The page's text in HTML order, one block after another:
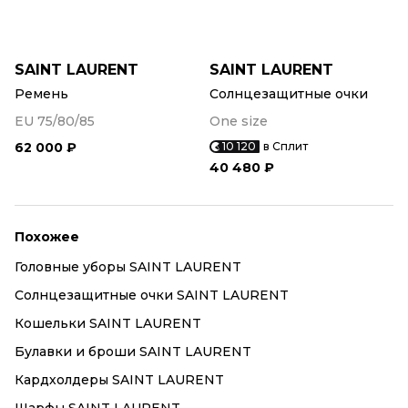
SAINT LAURENT
Ремень
EU 75/80/85
62 000 ₽
SAINT LAURENT
Солнцезащитные очки
One size
10 120 в Сплит
40 480 ₽
Похожее
Головные уборы SAINT LAURENT
Солнцезащитные очки SAINT LAURENT
Кошельки SAINT LAURENT
Булавки и броши SAINT LAURENT
Кардхолдеры SAINT LAURENT